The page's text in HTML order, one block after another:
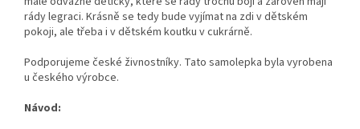
rády legraci. Krásně se tedy bude vyjímat na zdi v dětském
pokoji, ale třeba i v dětském koutku v cukrárně.
Podporujeme české živnostníky. Tato samolepka byla vyrobena
u českého výrobce.
Návod: